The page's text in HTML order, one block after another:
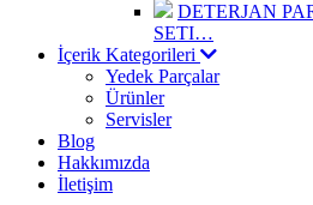
DETERJAN
SETI…
İçerik Kategorileri
Yedek Parçalar
Ürünler
Servisler
Blog
Hakkımızda
İletişim